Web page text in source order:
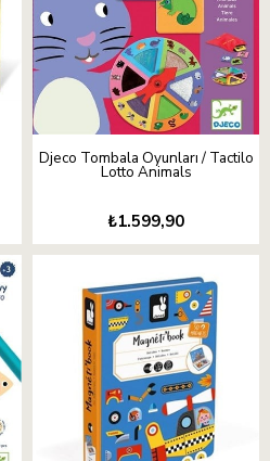
Djeco Tombala Oyunları / Tactilo
Lotto Animals
₺1.599,90